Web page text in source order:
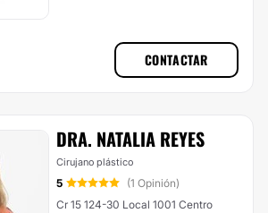
CONTACTAR
DRA. NATALIA REYES
Cirujano plástico
5
(1 Opinión)
Cr 15 124-30 Local 1001 Centro